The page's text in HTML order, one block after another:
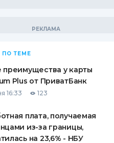
ВИНЬЕТКА
СОТРУДНИКОВ
ОТ
СЛУЧАЕВ
ВОПРОСЫ И ОТВЕТЫ
ПУТЕВОДИТЕЛИ ПО
ПО ТЕМЕ
преимущества у карты
Plus от ПриватБанк
16:33 123
плата, получаемая
из-за границы,
на 23,6% - НБУ